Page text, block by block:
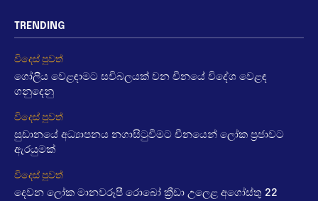
TRENDING
විදෙස් පුවත්
ගෝලීය වෙළඳාමට සවිබලයක් වන චීනයේ විදේශ වෙළඳ
ගනුදෙනු
විදෙස් පුවත්
සුඩානයේ අධ්‍යාපනය නගාසිටුවීමට චීනයෙන් ලෝක ප්‍රජාවට
ඇරයුමක්
විදෙස් පුවත්
දෙවන ලෝක මානවරූපී රොබෝ ක්‍රීඩා උලෙළ අගෝස්තු 22